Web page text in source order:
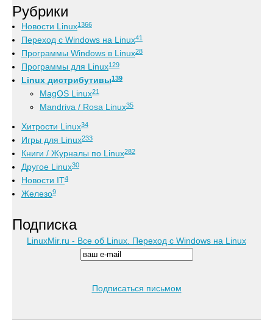
Рубрики
Новости Linux1366
Переход с Windows на Linux41
Программы Windows в Linux28
Программы для Linux129
Linux дистрибутивы139
MagOS Linux21
Mandriva / Rosa Linux35
Хитрости Linux34
Игры для Linux233
Книги / Журналы по Linux282
Другое Linux30
Новости IT4
Железо9
Подписка
LinuxMir.ru - Все об Linux. Переход с Windows на Linux
Подписаться письмом